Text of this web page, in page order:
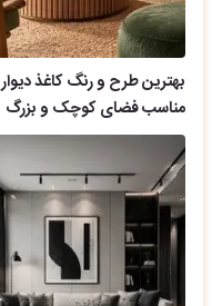
بهترین طرح و رنگ کاغذ
مناسب فضای کوچک و بزرگ